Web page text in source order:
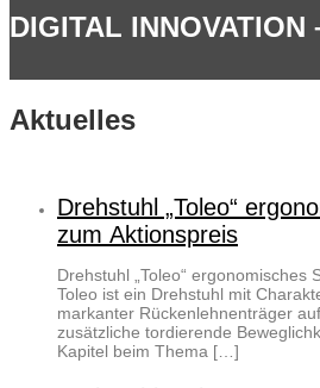
DIGITAL
Aktuelles
Drehstuhl „Toleo“
zum Aktionspreis
Drehstuhl „Toleo“ ergonomisches
Toleo ist ein Drehstuhl mit
markanter Rückenlehnenträger
zusätzliche tordierende
Kapitel beim Thema […]